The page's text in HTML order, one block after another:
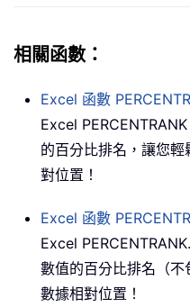
相關函數：
Excel 函數
Excel
的百分比排名，讓您
對位置！
Excel 函數
Excel
數值的百分比排名（
數據相對位置！